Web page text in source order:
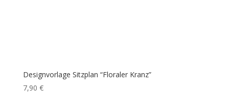
Designvorlage Sitzplan “Floraler Kranz”
7,90 €